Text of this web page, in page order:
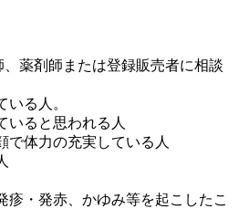
薬剤師または登録販売者に相談
る人。
ると思われる人
体力の充実している人
・発赤、かゆみ等を起こしたこ